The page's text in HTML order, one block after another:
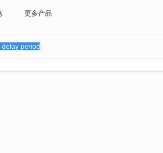
更多产品